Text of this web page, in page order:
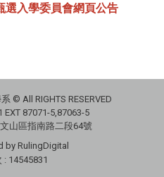
選入學委員會網頁公告
© All RIGHTS RESERVED
EXT 87071-5,87063-5
山區指南路二段64號
by RulingDigital
: 14545831